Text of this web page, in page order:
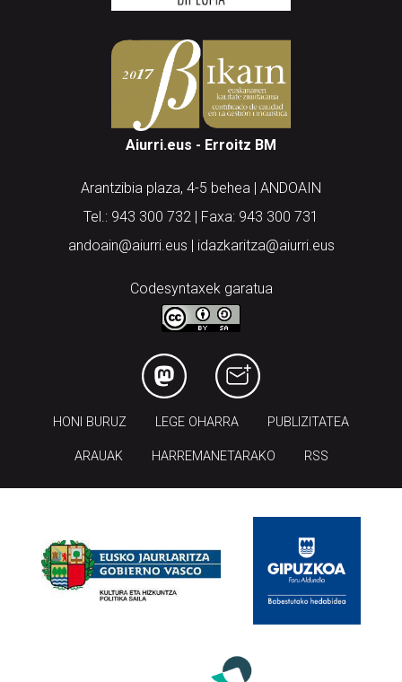
Aiurri.eus - Erroitz BM
Arantzibia plaza, 4-5 behea | ANDOAIN
Tel.: 943 300 732 | Faxa: 943 300 731
andoain@aiurri.eus | idazkaritza@aiurri.eus
Codesyntaxek garatua
HONI BURUZ LEGE OHARRA PUBLIZITATEA
ARAUAK HARREMANETARAKO RSS